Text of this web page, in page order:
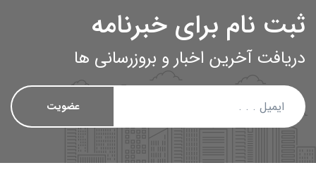
ثبت نام برای خبرنامه
دریافت آخرین اخبار و بروزرسانی ها